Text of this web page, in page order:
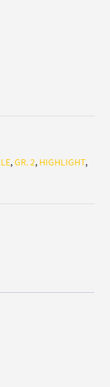
,GR. 2, HIGHLIGHT,